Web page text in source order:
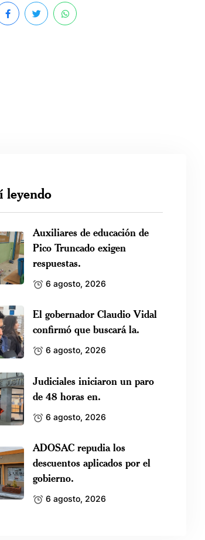
leyendo
Auxiliares de educación de
Pico Truncado exigen
respuestas.
6 agosto, 2026
El gobernador Claudio Vidal
confirmó que buscará la.
6 agosto, 2026
Judiciales iniciaron un paro
de 48 horas en.
6 agosto, 2026
ADOSAC repudia los
descuentos aplicados por el
gobierno.
6 agosto, 2026